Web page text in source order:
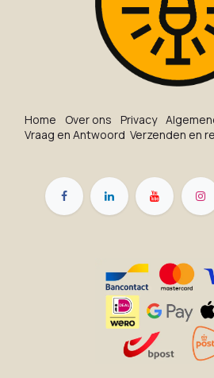
Ho​me O​ve​r on​s Privacy
Vraag en Antwoord Verzenden en